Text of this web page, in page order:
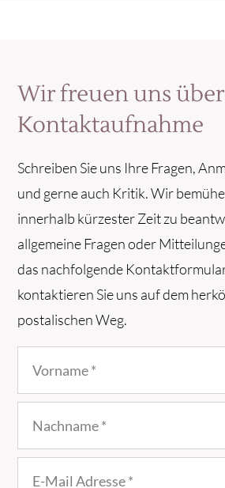
Wir freuen uns
Kontaktaufnahme
Schreiben Sie uns Ihre Fragen,
und gerne auch Kritik. Wir
innerhalb kürzester Zeit zu
allgemeine Fragen oder
das nachfolgende
kontaktieren Sie uns auf dem
postalischen Weg.